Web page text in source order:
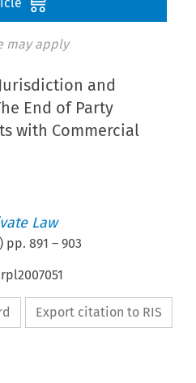
may apply
and
End of Party
with Commercial
Law
) pp.891 –903
Export citation to RIS